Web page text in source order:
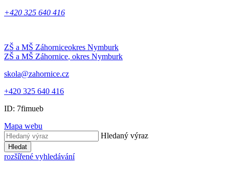
+420 325 640 416
ZŠ a MŠ Záhorniceokres Nymburk
ZŠ a MŠ Záhornice, okres Nymburk
skola@zahornice.cz
+420 325 640 416
ID: 7fimueb
Mapa webu
Hledaný výraz
Hledat
rozšířené vyhledávání